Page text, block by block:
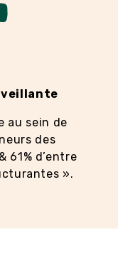
au sein de
des
61% d’entre
».